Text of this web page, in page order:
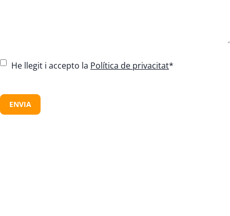
C
s
e
He llegit i accepto la Política de privacitat*
A
P